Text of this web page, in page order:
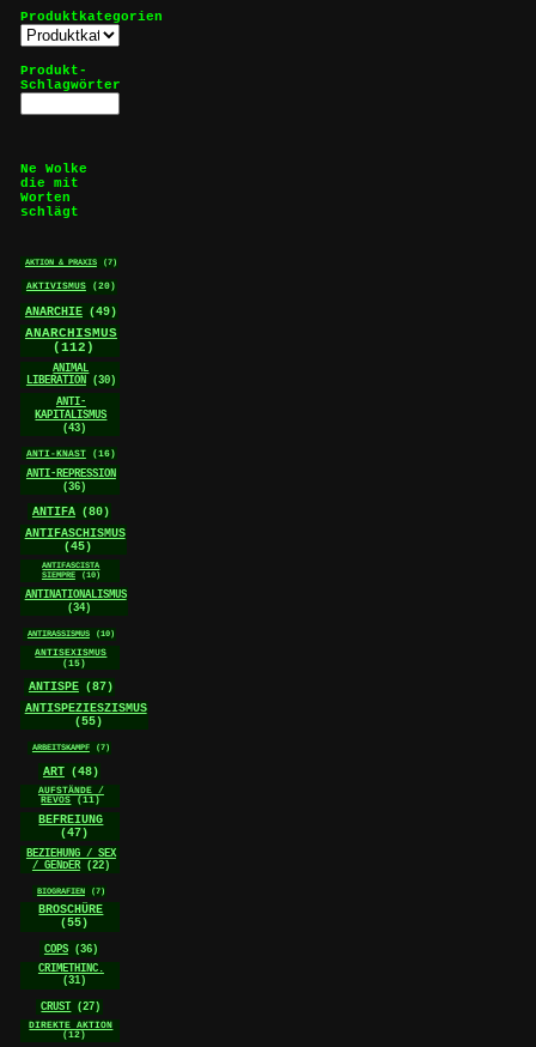
Produktkategorien
Produkt-
Schlagwörter
Ne Wolke
die mit
Worten
schlägt
AKTION & PRAXIS (7)
AKTIVISMUS (20)
ANARCHIE (49)
ANARCHISMUS
(112)
ANIMAL
LIBERATION
(30)
ANTI-
KAPITALISMUS
(43)
ANTI-KNAST (16)
ANTI-REPRESSION
(36)
ANTIFA (80)
ANTIFASCHISMUS
(45)
ANTIFASCISTA
SIEMPRE
(10)
ANTINATIONALISMUS
(34)
ANTIRASSISMUS (10)
ANTISEXISMUS
(15)
ANTISPE (87)
ANTISPEZIESZISMUS
(55)
ARBEITSKAMPF (7)
ART (48)
AUFSTÄNDE /
REVOS
(11)
BEFREIUNG
(47)
BEZIEHUNG / SEX
/ GENDER
(22)
BIOGRAFIEN (7)
BROSCHÜRE
(55)
COPS (36)
CRIMETHINC.
(31)
CRUST (27)
DIREKTE AKTION
(12)